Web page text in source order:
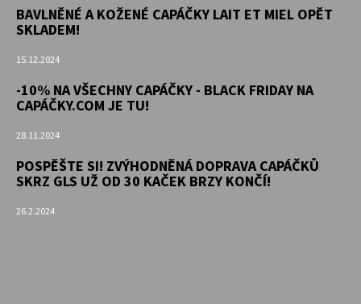
BAVLNĚNÉ A KOŽENÉ CAPÁČKY LAIT ET MIEL OPĚT
SKLADEM!
15.12.2024
-10% NA VŠECHNY CAPÁČKY - BLACK FRIDAY NA
CAPÁČKY.COM JE TU!
28.11.2024
POSPĚŠTE SI! ZVÝHODNĚNÁ DOPRAVA CAPÁČKŮ
SKRZ GLS UŽ OD 30 KAČEK BRZY KONČÍ!
26.2.2024